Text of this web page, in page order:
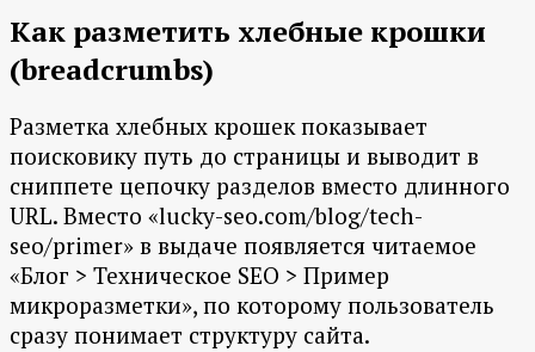
Как разметить хлебные крошки
(breadcrumbs)
Разметка хлебных крошек показывает
поисковику путь до страницы и выводит в
сниппете цепочку разделов вместо длинного
URL. Вместо «lucky-seo.com/blog/tech-
seo/primer» в выдаче появляется читаемое
«Блог > Техническое SEO > Пример
микроразметки», по которому пользователь
сразу понимает структуру сайта.